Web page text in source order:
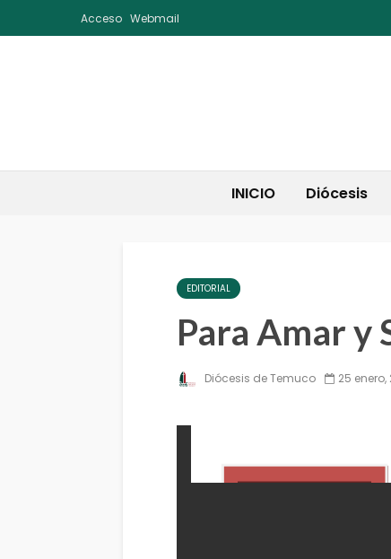
Acceso Webmail
INICIO Diócesis
EDITORIAL
Para Amar y
Diócesis de Temuco 25 enero,